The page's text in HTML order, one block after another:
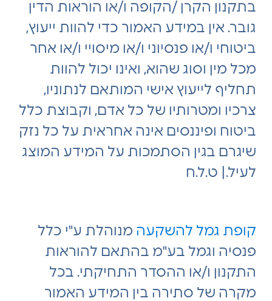
בתקנון הקרן /הקופה ו/או הוראות הדין
גובר. אין במידע האמור כדי להוות ייעוץ,
ביטוחי ו/או פנסיוני ו/או מיסויי ו/או אחר
מכל מין וסוג שהוא, ואינו יכול להוות
תחליף לייעוץ אישי המותאם לנתוניו,
צרכיו ומטרותיו של כל אדם, וקבוצת כלל
ביטוח ופיננסים אינה אחראית על כל נזק
שיגרם בגין הסתמכות על המידע המוצג
לעיל.| ט.ל.ח
קופת גמל להשקעה מנוהלת ע"י כלל
פנסיה וגמל בע"מ בהתאם להוראות
התקנון ו/או ההסדר התחיקתי. בכל
מקרה של סתירה בין המידע האמור